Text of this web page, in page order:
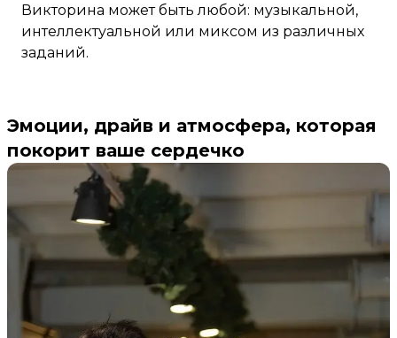
Викторина может быть любой: музыкальной,
интеллектуальной или миксом из различных
заданий.
Эмоции, драйв и атмосфера, которая
покорит ваше сердечко